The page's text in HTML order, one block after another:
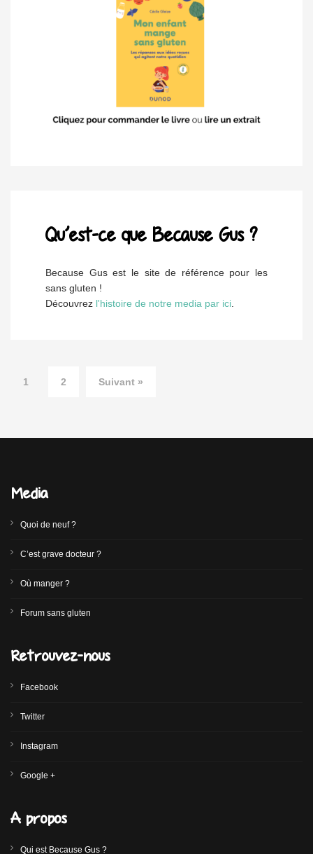
Qu’est-ce que Because Gus ?
Because Gus est le site de référence pour les
sans gluten !
Découvrez l'histoire de notre media par ici
1 2 Suivant »
Media
Quoi de neuf ?
C’est grave docteur ?
Où manger ?
Forum sans gluten
Retrouvez-nous
Facebook
Twitter
Instagram
Google +
A propos
Qui est Because Gus ?